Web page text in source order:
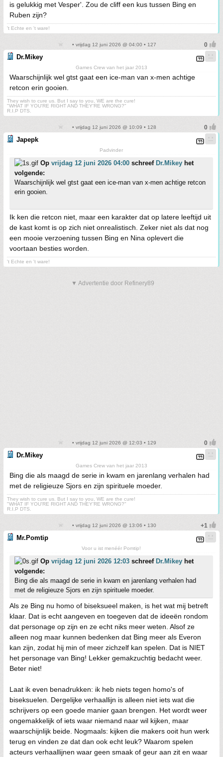
is gelukkig met Vesper'. Zou de cliff een kus tussen Bing en
Ruben zijn?
't Echte en 't ware!
• vrijdag 12 juni 2026 @ 04:00 • 127
Dr.Mikey
Games Crew van het jaar 2013
Waarschijnlijk wel gtst gaat een ice-man van x-men achtige
retcon erin gooien.
They wish to cure us. But I say to you, WE are the cure!
"WHAT IF YOU'RE RIGHT AND THEY'RE WRONG?"
R.I.P DTS.
• vrijdag 12 juni 2026 @ 10:09 • 128
Japepk
Padvinder
Op vrijdag 12 juni 2026 04:00 schreef Dr.Mikey het
volgende:
Waarschijnlijk wel gtst gaat een ice-man van x-men achtige retcon
erin gooien.
Ik ken die retcon niet, maar een karakter dat op latere leeftijd uit
de kast komt is op zich niet onrealistisch. Zeker niet als dat nog
een mooie verzoening tussen Bing en Nina oplevert die
voortaan besties worden.
't Echte en 't ware!
▼ Advertentie door Refinery89
• vrijdag 12 juni 2026 @ 12:03 • 129
Dr.Mikey
Games Crew van het jaar 2013
Bing die als maagd de serie in kwam en jarenlang verhalen had
met de religieuze Sjors en zijn spirituele moeder.
They wish to cure us. But I say to you, WE are the cure!
"WHAT IF YOU'RE RIGHT AND THEY'RE WRONG?"
R.I.P DTS.
• vrijdag 12 juni 2026 @ 13:06 • 130
Mr.Pomtip
Voor u ist menéér Pomtip!
Op vrijdag 12 juni 2026 12:03 schreef Dr.Mikey het
volgende:
Bing die als maagd de serie in kwam en jarenlang verhalen had
met de religieuze Sjors en zijn spirituele moeder.
Als ze Bing nu homo of biseksueel maken, is het wat mij betreft
klaar. Dat is echt aangeven en toegeven dat de ideeën rondom
dat personage op zijn en ze echt niks meer weten. Alsof ze
alleen nog maar kunnen bedenken dat Bing meer als Everon
kan zijn, zodat hij min of meer zichzelf kan spelen. Dat is NIET
het personage van Bing! Lekker gemakzuchtig bedacht weer.
Beter niet!
Laat ik even benadrukken: ik heb niets tegen homo's of
biseksuelen. Dergelijke verhaallijn is alleen niet iets wat die
schrijvers op een goede manier gaan brengen. Het wordt weer
ongemakkelijk of iets waar niemand naar wil kijken, maar
waarschijnlijk beide. Nogmaals: kijken die makers ooit hun werk
terug en vinden ze dat dan ook echt leuk? Waarom spelen
acteurs verhaallijnen waar geen smaak of geur aan zit en waar